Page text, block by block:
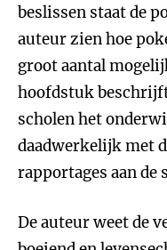
beslissen staat de
auteur zien hoe
groot aantal
hoofdstuk
scholen het
daadwerkelijk met
rapportages aan de
De auteur weet de